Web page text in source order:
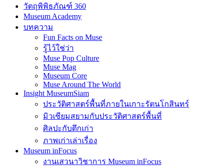
วัตถุพิพิธภัณฑ์ 360
Museum Academy
บทความ
Fun Facts on Muse
รู้ไว้ใช่ว่า
Muse Pop Culture
Muse Mag
Museum Core
Muse Around The World
Insight MuseumSiam
ประวัติศาสตร์พื้นที่ภายในเกาะรัตนโกสินทร์
มิวเซียมสยามกับประวัติศาสตร์พื้นที่
ศิลปะกับตึกเก่า
ภาพเก่าเล่าเรื่อง
Museum inFocus
งานเสวนาวิชาการ Museum inFocus